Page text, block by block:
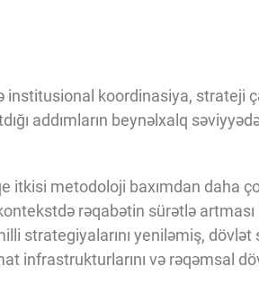
koordinasiya, strateji
addımların beynəlxalq
itkisi metodoloji baxımdan daha
rəqabətin sürətlə
strategiyalarını yeniləmiş, dövlət
infrastrukturlarını və rəqəmsal